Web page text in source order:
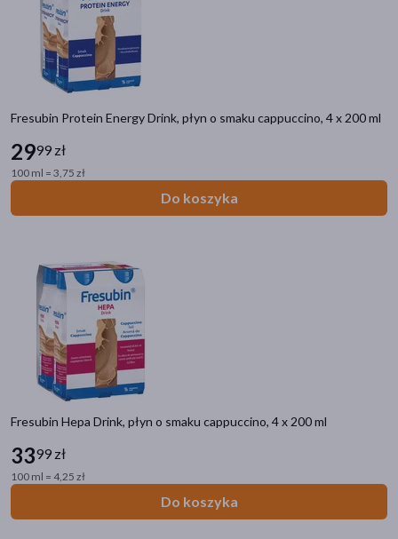
Fresubin Protein Energy Drink, płyn o smaku cappuccino, 4 x 200 ml
2999 zł
100 ml = 3,75 zł
Do koszyka
Fresubin Hepa Drink, płyn o smaku cappuccino, 4 x 200 ml
3399 zł
100 ml = 4,25 zł
Do koszyka
Herbatki dla dzieci
Żywienie medyczne dzieci
Kaszki dla dzieci
Obiadki dla dzieci
Deserki dla dzieci
Filtry
Zestaw(19)
Dostawa
Odbiór w aptece
Wysyłka
Cena
zł – zł